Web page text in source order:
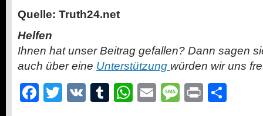
Quelle: Truth24.net
Helfen
Ihnen hat unser Beitrag gefallen? Dann sagen
auch über eine Unterstützung würden wir uns
Facebook
Twitter
VK Tumblr
WhatsApp
EmailMessage
Print